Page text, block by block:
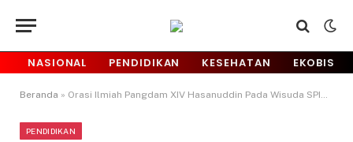
NASIONAL PENDIDIKAN KESEHATAN EKOBIS
Beranda » Orasi Ilmiah Pangdam XIV Hasanuddin Pada Wisuda SPIDI-SADIQ
PENDIDIKAN